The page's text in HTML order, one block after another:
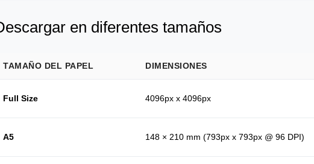
en diferentes tamaños
TAMAÑO DEL PAPEL DIMENSIONES
Full Size 4096px x 4096px
A5 148 × 210 mm (793px x 793px @ 96 DPI)